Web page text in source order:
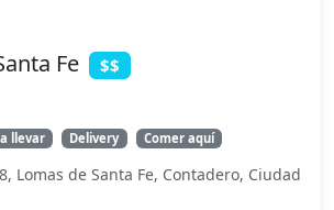
Fe $$
llevar Delivery Comer aquí
Lomas de Santa Fe, Contadero, Ciudad